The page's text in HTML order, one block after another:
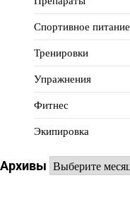
Спортивное питание
Тренировки
Упражнения
Фитнес
Экипировка
Архивы Архивы